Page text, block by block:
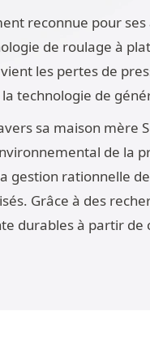
reconnue pour
de roulage à
les pertes de
la technologie de
sa maison
de la
gestion rationnelle
Grâce à des
durables à partir